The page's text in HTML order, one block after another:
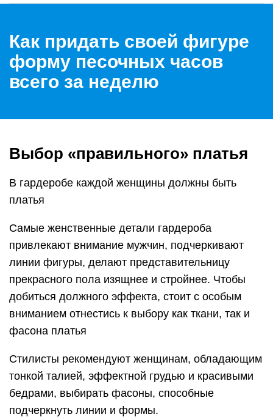
Как придать своей фигуре
форму песочных часов
всего за неделю
Выбор «правильного» платья
В гардеробе каждой женщины должны быть
платья
Самые женственные детали гардероба
привлекают внимание мужчин, подчеркивают
линии фигуры, делают представительницу
прекрасного пола изящнее и стройнее. Чтобы
добиться должного эффекта, стоит с особым
вниманием отнестись к выбору как ткани, так и
фасона платья
Стилисты рекомендуют женщинам, обладающим
тонкой талией, эффектной грудью и красивыми
бедрами, выбирать фасоны, способные
подчеркнуть линии и формы.